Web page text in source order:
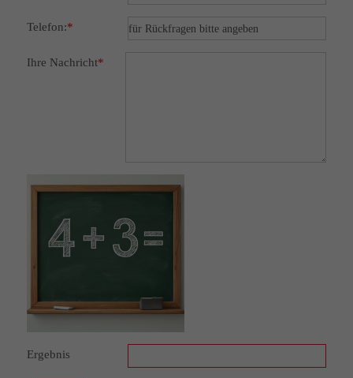
Telefon:*
Ihre Nachricht*
Ergebnis